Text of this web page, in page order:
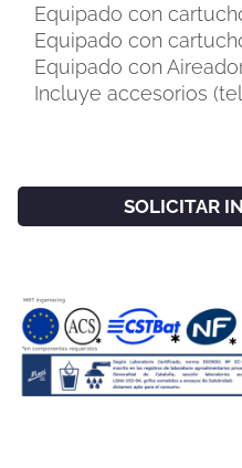
Equipado con
Equipado con
Equipado con
Incluye accesorios
SOLICITAR